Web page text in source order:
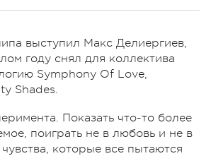
выступил Макс Делиергиев,
году снял для коллектива
Symphony Of Love,
Shades.
Показать что-то более
поиграть не в любовь и не в
чувства, которые все пытаются